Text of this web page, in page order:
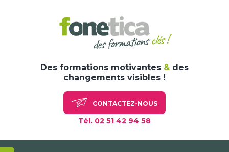
Des formations motivantes & des
changements visibles !
CONTACTEZ-NOUS
Tél. 02 51 42 94 58